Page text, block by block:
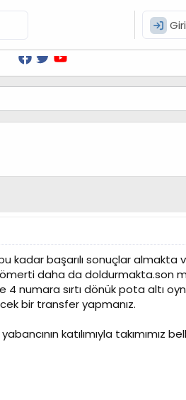
kadar başarılı sonuçlar almakta
daha da doldurmakta.son
4 numara sırtı dönük pota altı
bir transfer yapmanız.
katılımıyla takımımız